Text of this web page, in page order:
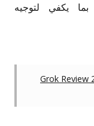
يكفي لتوجيه
Grok Review